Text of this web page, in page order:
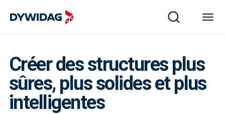
Créer des structures plus
sûres, plus solides et plus
intelligentes